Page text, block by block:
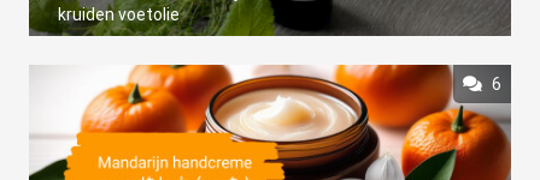
kruiden voetolie
6